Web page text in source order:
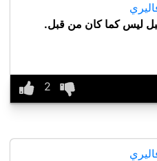
ليس كما كان من قبل.